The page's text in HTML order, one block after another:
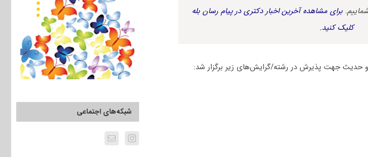
برای مشاهده آخرین اخبار دکتری در پیام رسان بله
کلیک کنید.
شبکه‌های اجتماعی